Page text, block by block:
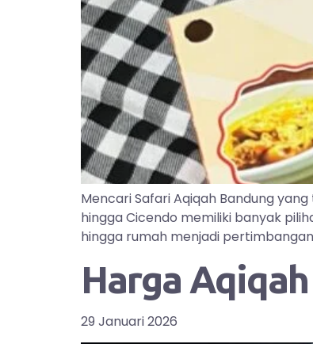
Mencari Safari Aqiqah Bandung
hingga Cicendo memiliki banyak
hingga rumah menjadi
Harga
29 Januari 2026